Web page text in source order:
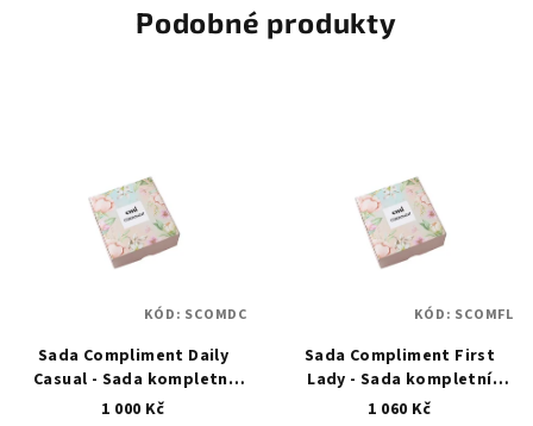
Podobné produkty
Sada Compliment Daily
Casual - Sada kompletní
péče o ruce
1 000 Kč
KÓD: SCOMDC
Sada Compliment First
Lady - Sada kompletní
péče o ruce
1 060 Kč
KÓD: SCOMFL